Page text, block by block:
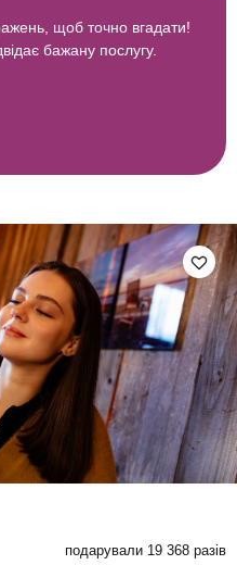
щоб точно вгадати!
бажану послугу.
подарували 19 368 разів